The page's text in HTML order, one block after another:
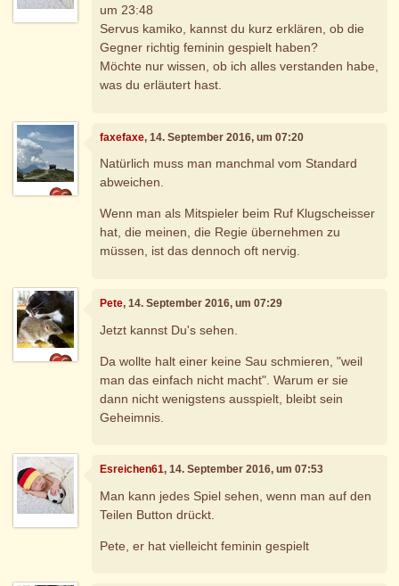
um 23:48
Servus kamiko, kannst du kurz erklären, ob die
Gegner richtig feminin gespielt haben?
Möchte nur wissen, ob ich alles verstanden habe,
was du erläutert hast.
faxefaxe, 14. September 2016, um 07:20
Natürlich muss man manchmal vom Standard
abweichen.
Wenn man als Mitspieler beim Ruf Klugscheisser
hat, die meinen, die Regie übernehmen zu
müssen, ist das dennoch oft nervig.
Pete, 14. September 2016, um 07:29
Jetzt kannst Du's sehen.
Da wollte halt einer keine Sau schmieren, "weil
man das einfach nicht macht". Warum er sie
dann nicht wenigstens ausspielt, bleibt sein
Geheimnis.
Esreichen61, 14. September 2016, um 07:53
Man kann jedes Spiel sehen, wenn man auf den
Teilen Button drückt.
Pete, er hat vielleicht feminin gespielt